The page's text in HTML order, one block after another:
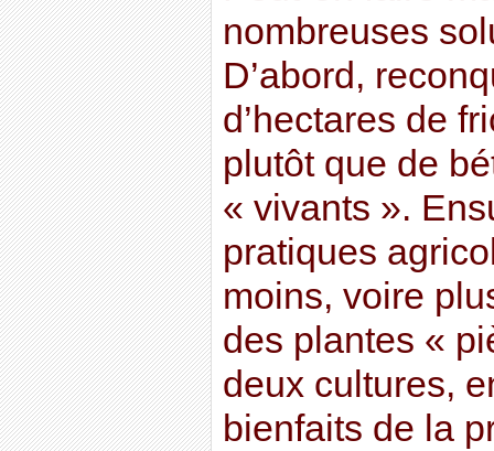
nombreuses
D’abord,
d’hectares de
plutôt que de
« vivants ».
pratiques
moins, voire
des plantes «
deux cultures,
bienfaits de la